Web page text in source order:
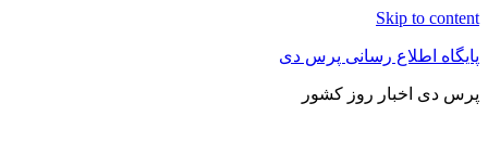
Skip to content
پایگاه اطلاع رسانی پرس دی
پرس دی اخبار روز کشور